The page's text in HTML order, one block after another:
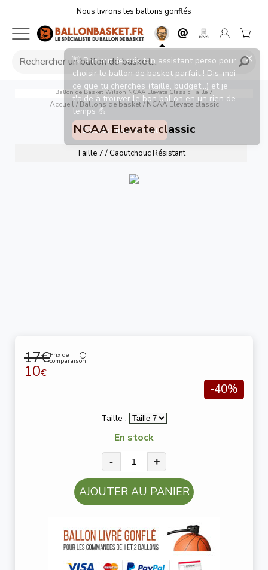
Nous livrons les ballons gonflés
Ballon de Basket Wilson NCAA Elevate Classic Taille 7
Accueil/Ballons de basket/ NCAA Elevate classic
NCAA Elevate classic
Taille 7 / Caoutchouc Résistant
17€Prix de
comparaison
10€
-40%
Taille :
En stock
- +
AJOUTER AU PANIER
👋 Bonjour, je suis ton assistant perso pour
choisir le ballon de basket parfait ! Dis-moi
ce que tu cherches (taille, budget...) et je
t'aide à trouver le bon ballon en un rien de
temps 💪
Discuter maintenant
×